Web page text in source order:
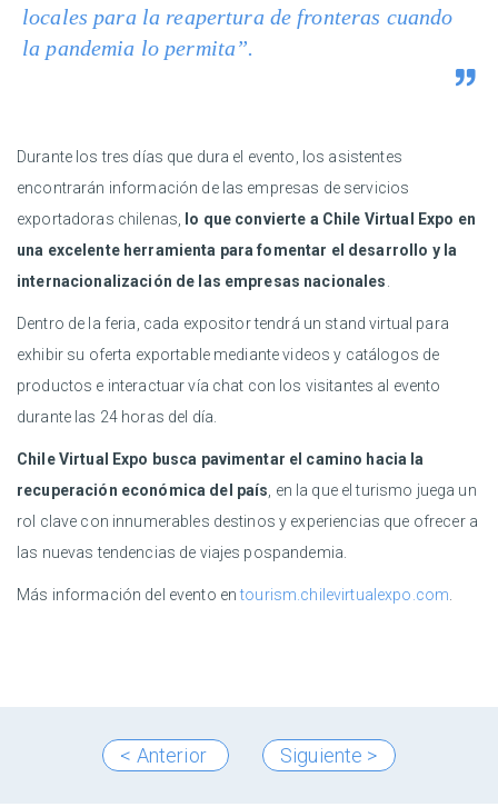
locales para la reapertura de fronteras cuando
la pandemia lo permita”.
Durante los tres días que dura el evento, los asistentes
encontrarán información de las empresas de servicios
exportadoras chilenas,
lo que convierte a Chile Virtual Expo en
una excelente herramienta para fomentar el desarrollo y la
internacionalización de las empresas nacionales
Dentro de la feria, cada expositor tendrá un stand virtual para
exhibir su oferta exportable mediante videos y catálogos de
productos e interactuar vía chat con los visitantes al evento
durante las 24 horas del día.
Chile Virtual Expo busca pavimentar el camino hacia la
recuperación económica del país , en la que el turismo juega un
rol clave con innumerables destinos y experiencias que ofrecer a
las nuevas tendencias de viajes pospandemia.
Más información del evento entourism.chilevirtualexpo.com
< Anterior Siguiente >